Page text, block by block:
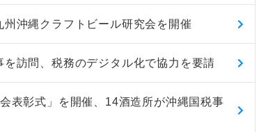
沖縄クラフトビール研究会を開催
訪問、税務のデジタル化で協力を要請
表彰式」を開催、14酒造所が沖縄国税事